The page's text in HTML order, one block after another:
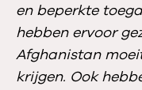
en beperkte
hebben ervoor
Afghanistan
krijgen. Ook